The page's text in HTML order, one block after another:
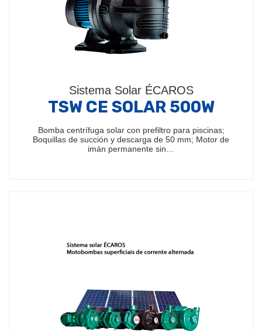
Sistema Solar ÉCAROS
TSW CE SOLAR 500W
Bomba centrífuga solar con prefiltro para piscinas;
Boquillas de succión y descarga de 50 mm; Motor de
imán permanente sin…